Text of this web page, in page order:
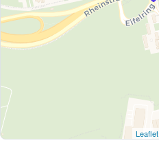
Leaflet